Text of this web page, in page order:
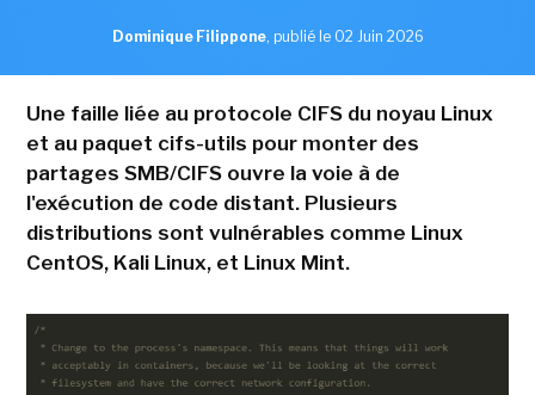
Dominique Filippone, publié le 02 Juin 2026
Une faille liée au protocole CIFS du noyau Linux
et au paquet cifs-utils pour monter des
partages SMB/CIFS ouvre la voie à de
l'exécution de code distant. Plusieurs
distributions sont vulnérables comme Linux
CentOS, Kali Linux, et Linux Mint.